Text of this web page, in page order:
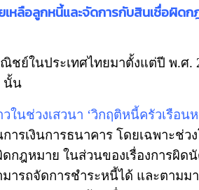
หลือลูกหนี้และจัดการกับสินเชื่อผิดก
ย์ในประเทศไทยมาตั้งแต่ปี พ.ศ.
นั้น
ช่วงเสวนา ‘วิกฤติหนี้ครัวเรือนห
ารเงินการธนาคาร โดยเฉพาะช่
ดกฎหมาย ในส่วนของเรื่องการผิ
ารถจัดการชำระหนี้ได้ และตามม